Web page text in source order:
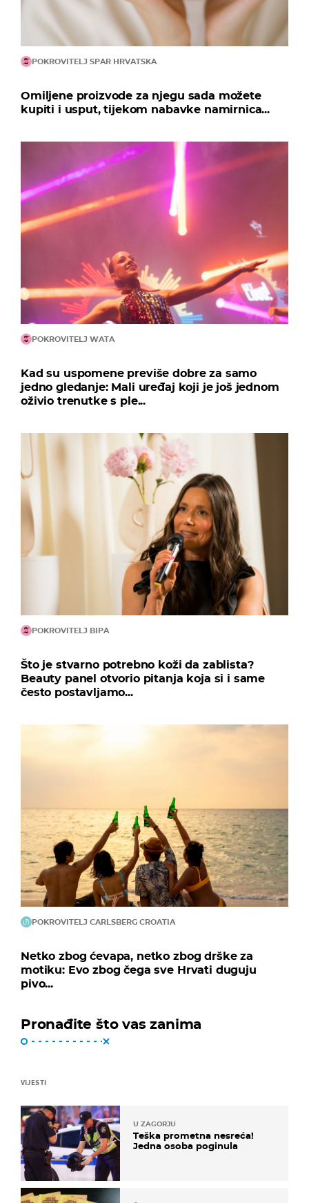
POKROVITELJ SPAR HRVATSKA
Omiljene proizvode za njegu sada možete
kupiti i usput, tijekom nabavke namirnica...
POKROVITELJ WATA
Kad su uspomene previše dobre za samo
jedno gledanje: Mali uređaj koji je još jednom
oživio trenutke s ple...
POKROVITELJ BIPA
Što je stvarno potrebno koži da zablista?
Beauty panel otvorio pitanja koja si i same
često postavljamo...
POKROVITELJ CARLSBERG CROATIA
Netko zbog ćevapa, netko zbog drške za
motiku: Evo zbog čega sve Hrvati duguju
pivo...
Pronađite što vas zanima
VIJESTI
U ZAGORJU
Teška prometna nesreća!
Jedna osoba poginula